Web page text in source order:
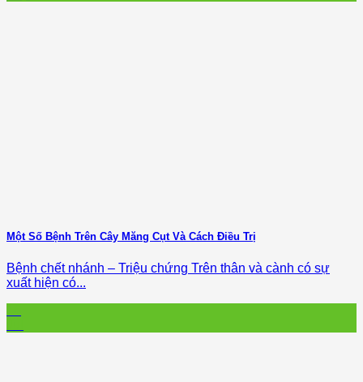
Một Số Bệnh Trên Cây Măng Cụt Và Cách Điều Trị
Bệnh chết nhánh – Triệu chứng Trên thân và cành có sự
xuất hiện có...